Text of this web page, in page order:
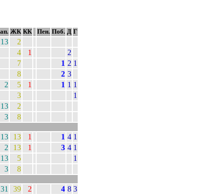
ЖК КК Пен. Поб. Д Г
13
2
4 1
2
7 1 2 1
8 2 3
2 5 1 1 1 1
3
1
13
2
3 8
13 13 1 1 4 1
2 13 1 3 4 1
13 5
1
3 8
31 39 2 4 8 3